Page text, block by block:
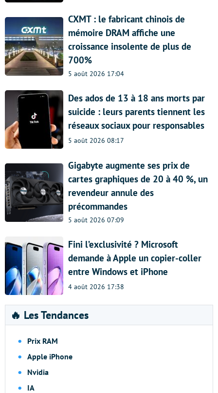
CXMT : le fabricant chinois de
mémoire DRAM affiche une
croissance insolente de plus de
700%
5 août 2026 17:04
Des ados de 13 à 18 ans morts par
suicide : leurs parents tiennent les
réseaux sociaux pour responsables
5 août 2026 08:17
Gigabyte augmente ses prix de
cartes graphiques de 20 à 40 %, un
revendeur annule des
précommandes
5 août 2026 07:09
Fini l’exclusivité ? Microsoft
demande à Apple un copier-coller
entre Windows et iPhone
4 août 2026 17:38
🔥 Les Tendances
Prix RAM
Apple iPhone
Nvidia
IA